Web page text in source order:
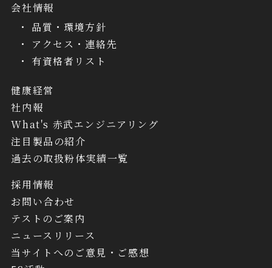
会社情報
品質・環境方針
アクセス・連絡先
有資格者リスト
健康経営
社内報
What's 赤武エンジニアリング
注目製品の紹介
過去の取扱粉体実績一覧
採用情報
お問い合わせ
テストのご案内
ニュースリリース
当サイトへのご意見・ご感想